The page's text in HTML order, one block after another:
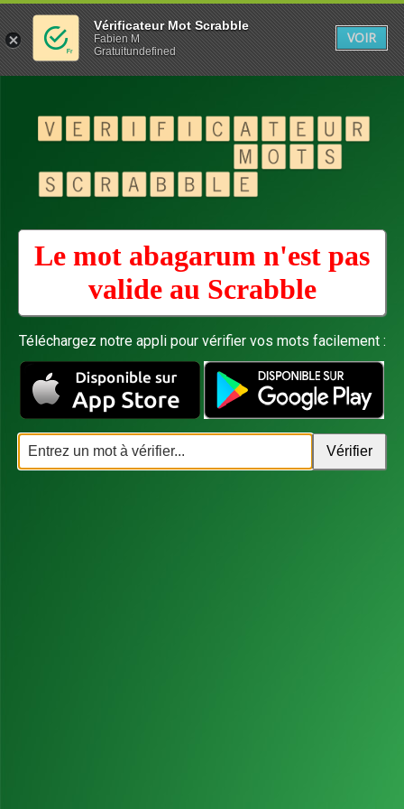
Le mot abagarum n'est pas
valide au Scrabble
Téléchargez notre appli pour vérifier vos mots facilement :
Vérificateur Mot Scrabble
Fabien M
Gratuitundefined
VOIR